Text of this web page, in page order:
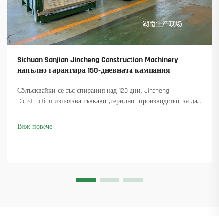
Sichuan Sanjian Jincheng Construction Machinery
напълно гарантира 150-дневната кампания
Сблъсквайки се със спирания над 120 дни, Jincheng
Construction използва гъвкаво „герилно“ производство, за да
Вижте как са поддържали производството в движение.
Виж повече